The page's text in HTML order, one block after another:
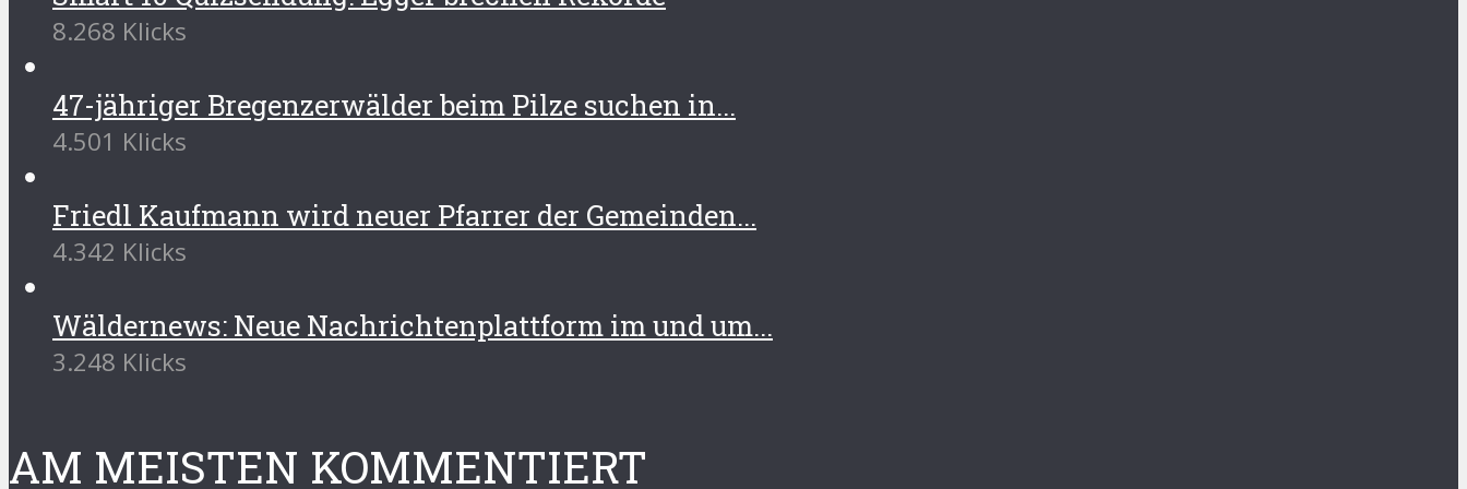
8.268 Klicks
47-jähriger Bregenzerwälder beim Pilze suchen in...
4.501 Klicks
Friedl Kaufmann wird neuer Pfarrer der Gemeinden...
4.342 Klicks
Wäldernews: Neue Nachrichtenplattform im und um...
3.248 Klicks
AM MEISTEN KOMMENTIERT